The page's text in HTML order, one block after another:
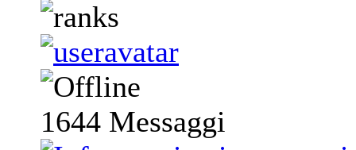
1644 Messaggi